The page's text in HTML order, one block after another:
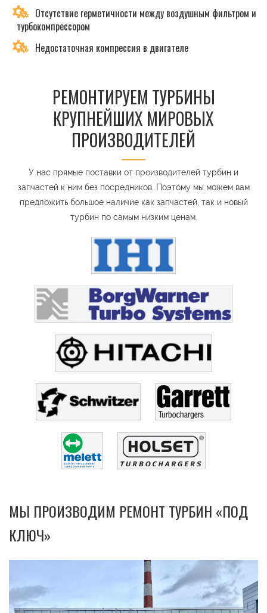
Отсутствие герметичности между воздушным фильтром и
турбокомпрессором
Недостаточная компрессия в двигателе
РЕМОНТИРУЕМ ТУРБИНЫ
КРУПНЕЙШИХ МИРОВЫХ
ПРОИЗВОДИТЕЛЕЙ
У нас прямые поставки от производителей турбин и
запчастей к ним без посредников. Поэтому мы можем вам
предложить большое наличие как запчастей, так и новый
турбин по самым низким ценам.
МЫ ПРОИЗВОДИМ РЕМОНТ ТУРБИН «ПОД
КЛЮЧ»